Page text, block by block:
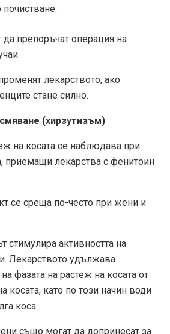
препоръчат операция на
лекарството, ако
стане силно.
(хирзутизъм)
на косата се наблюдава при
приемащи лекарства с фенитоин
се среща по-често при жени и
стимулира активността на
Лекарството удължава
фазата на растеж на косата от
косата, като по този начин води
коса.
също могат да допринесат за